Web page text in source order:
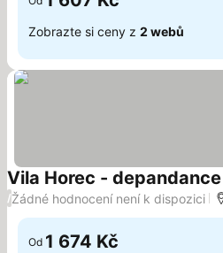
Zobrazte si ceny z 2 webů
Vila Horec -
/Žádné hodnocení není k dispozici
Od 1 674 Kč